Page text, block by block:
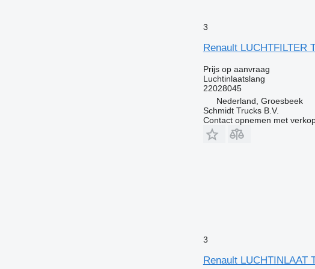
3
Renault LUCHTFILTER
Prijs op aanvraag
Luchtinlaatslang
22028045
Nederland, Groesbeek
Schmidt Trucks B.V.
Contact opnemen met
3
Renault LUCHTINLAAT